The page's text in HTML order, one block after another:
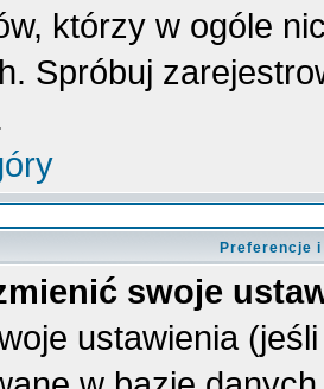
którzy w ogóle
Spróbuj
Preferencje
swoje
ustawienia